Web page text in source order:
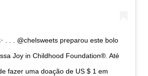
. . . @chelsweets preparou este bolo
Joy in Childhood Foundation®. Até
fazer uma doação de US $ 1 em